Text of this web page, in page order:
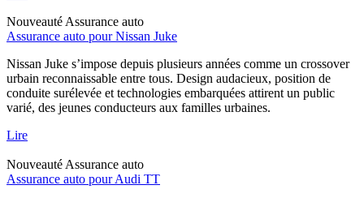
Nouveauté Assurance auto
Assurance auto pour Nissan Juke
Nissan Juke s’impose depuis plusieurs années comme un crossover
urbain reconnaissable entre tous. Design audacieux, position de
conduite surélevée et technologies embarquées attirent un public
varié, des jeunes conducteurs aux familles urbaines.
Lire
Nouveauté Assurance auto
Assurance auto pour Audi TT